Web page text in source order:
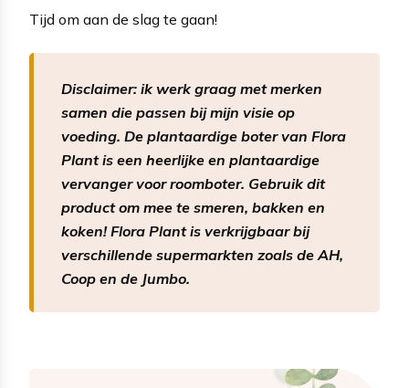
Tijd om aan de slag te gaan!
Disclaimer: ik werk graag met merken
samen die passen bij mijn visie op
voeding. De plantaardige boter van Flora
Plant is een heerlijke en plantaardige
vervanger voor roomboter. Gebruik dit
product om mee te smeren, bakken en
koken! Flora Plant is verkrijgbaar bij
verschillende supermarkten zoals de AH,
Coop en de Jumbo.